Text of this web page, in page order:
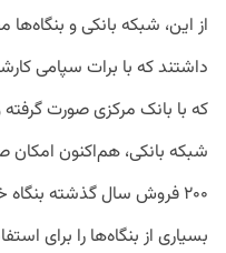
از این، شبکه بانکی و
داشتند که با برات سپامی
که با بانک مرکزی صورت
شبکه بانکی، هم‌اکنون امکان
۲۰۰ فروش سال گذشته
بسیاری از بنگاه‌ها را برای